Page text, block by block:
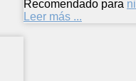
Recomendado para
Leer más ...